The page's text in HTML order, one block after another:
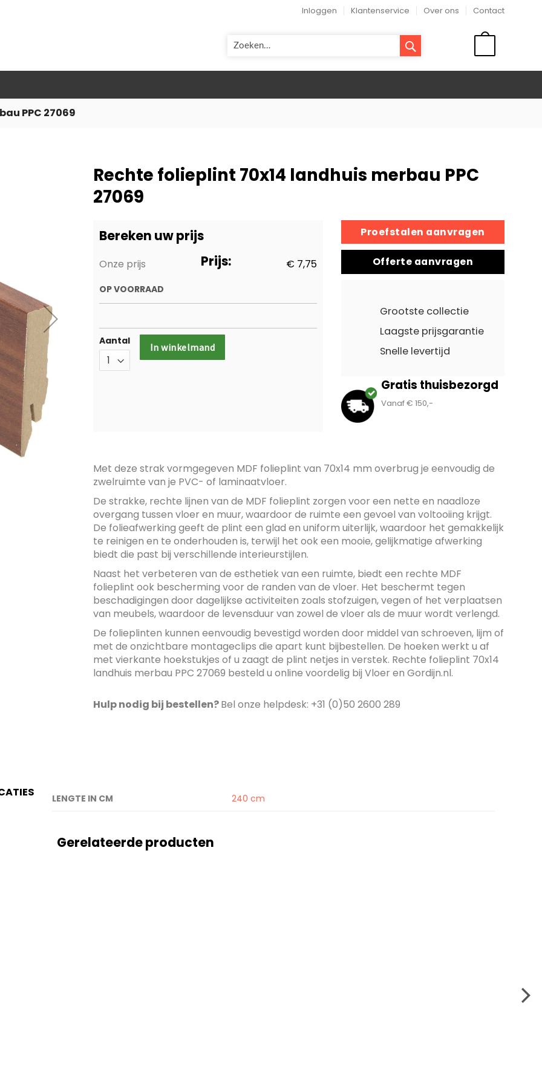
Inloggen Klantenservice Over ons Contact
PPC 27069
Rechte folieplint 70x14 landhuis merbau PPC
27069
Bereken uw prijs
Onze prijs Prijs: € 7,75
OP VOORRAAD
Aantal
In winkelmand
Proefstalen aanvragen
Offerte aanvragen
Grootste collectie
Laagste prijsgarantie
Snelle levertijd
Gratis thuisbezorgd
Vanaf € 150,-
Met deze strak vormgegeven MDF folieplint van 70x14 mm overbrug je eenvoudig de
zwelruimte van je PVC- of laminaatvloer.
De strakke, rechte lijnen van de MDF folieplint zorgen voor een nette en naadloze
overgang tussen vloer en muur, waardoor de ruimte een gevoel van voltooiing krijgt.
De folieafwerking geeft de plint een glad en uniform uiterlijk, waardoor het gemakkelijk
te reinigen en te onderhouden is, terwijl het ook een mooie, gelijkmatige afwerking
biedt die past bij verschillende interieurstijlen.
Naast het verbeteren van de esthetiek van een ruimte, biedt een rechte MDF
folieplint ook bescherming voor de randen van de vloer. Het beschermt tegen
beschadigingen door dagelijkse activiteiten zoals stofzuigen, vegen of het verplaatsen
van meubels, waardoor de levensduur van zowel de vloer als de muur wordt verlengd.
De folieplinten kunnen eenvoudig bevestigd worden door middel van schroeven, lijm of
met de onzichtbare montageclips die apart kunt bijbestellen. De hoeken werkt u af
met vierkante hoekstukjes of u zaagt de plint netjes in verstek. Rechte folieplint 70x14
landhuis merbau PPC 27069 besteld u online voordelig bij Vloer en Gordijn.nl.
Hulp nodig bij bestellen?Bel onze helpdesk: +31 (0)50 2600 289
LENGTE IN CM 240 cm
Gerelateerde producten